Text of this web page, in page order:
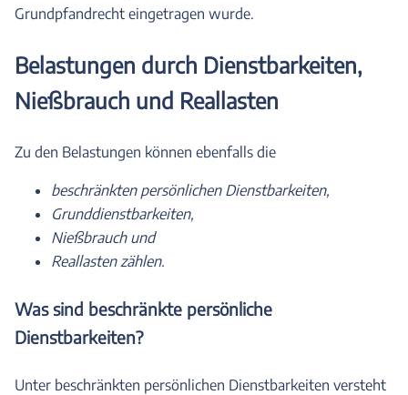
Grundpfandrecht eingetragen wurde.
Belastungen durch Dienstbarkeiten,
Nießbrauch und Reallasten
Zu den Belastungen können ebenfalls die
beschränkten persönlichen Dienstbarkeiten,
Grunddienstbarkeiten,
Nießbrauch und
Reallasten zählen.
Was sind beschränkte persönliche
Dienstbarkeiten?
Unter beschränkten persönlichen Dienstbarkeiten versteht